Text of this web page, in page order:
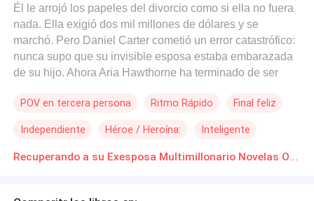
Él le arrojó los papeles del divorcio como si ella no fuera
nada. Ella exigió dos mil millones de dólares y se
marchó. Pero Daniel Carter cometió un error catastrófico:
nunca supo que su invisible esposa estaba embarazada
de su hijo. Ahora Aria Hawthorne ha terminado de ser
libertad. Y cuando él finalmente descubra la verdad,
rotas, no pueden repararse. ¿O sí?
POV en tercera persona Ritmo Rápido Final feliz
Independiente Héroe / Heroína: Inteligente
Matrimonio por Contrato Divorcio Recuperando a su Exesposa Multimillonario Novelas Online Descarga gratuita de PDF